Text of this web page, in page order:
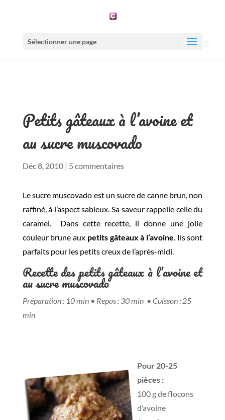
Sélectionner une page
Petits gâteaux à l’avoine et
au sucre muscovado
Déc 8, 2010| 5 commentaires
Le sucre muscovado est un sucre de canne brun, non
raffiné, à l’aspect sableux. Sa saveur rappelle celle du
caramel. Dans cette recette, il donne une jolie
couleur brune aux petits gâteaux à l’avoine. Ils sont
parfaits pour les petits creux de l’après-midi.
Recette des petits gâteaux à l’avoine et
au sucre muscovado
Préparation : 10 min • Repos : 30 min • Cuisson : 25
min
Pour 20-25
pièces :
100 g de flocons
d’avoine